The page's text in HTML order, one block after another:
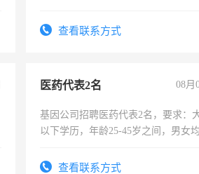
查看联系方式
医药代表2名 08月
基因公司招聘医药代表2名，要求：
以下学历，年龄25-45岁之间，男女均
表或者有医学资质的优先，底薪+绩
查看联系方式